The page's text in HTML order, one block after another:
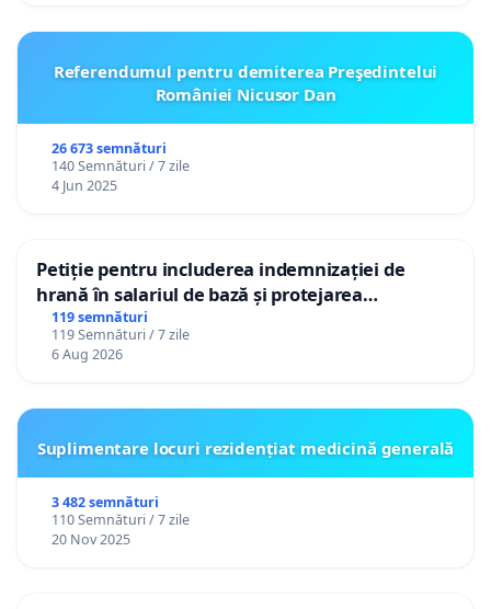
Referendumul pentru demiterea Preşedintelui
României Nicusor Dan
26 673 semnături
140 Semnături / 7 zile
4 Jun 2025
Petiție pentru includerea indemnizației de
hrană în salariul de bază și protejarea
gradațiilor de vechime pentru asistenții
personali
119 semnături
119 Semnături / 7 zile
6 Aug 2026
Suplimentare locuri rezidențiat medicină generală
3 482 semnături
110 Semnături / 7 zile
20 Nov 2025